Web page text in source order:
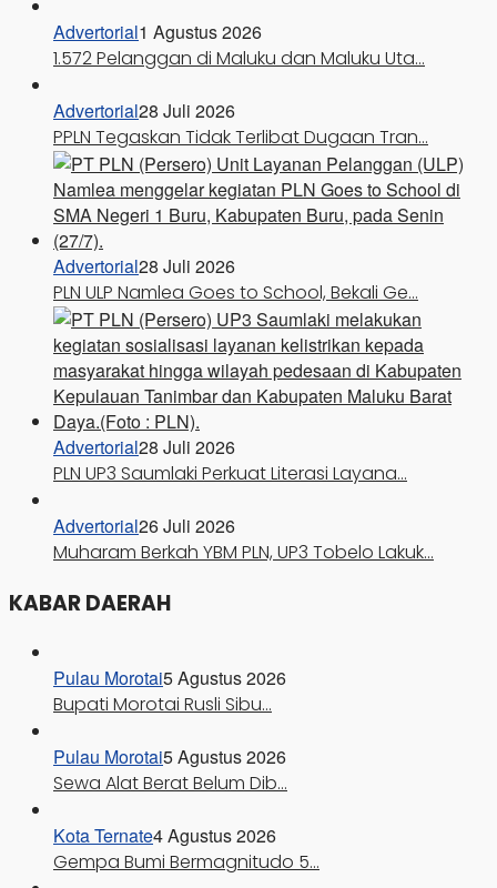
Advertorial1 Agustus 2026
1.572 Pelanggan di Maluku dan Maluku Uta…
Advertorial28 Juli 2026
PPLN Tegaskan Tidak Terlibat Dugaan Tran…
Advertorial28 Juli 2026
PLN ULP Namlea Goes to School, Bekali Ge…
Advertorial28 Juli 2026
PLN UP3 Saumlaki Perkuat Literasi Layana…
Advertorial26 Juli 2026
Muharam Berkah YBM PLN, UP3 Tobelo Lakuk…
KABAR DAERAH
Pulau Morotai5 Agustus 2026
Bupati Morotai Rusli Sibu…
Pulau Morotai5 Agustus 2026
Sewa Alat Berat Belum Dib…
Kota Ternate4 Agustus 2026
Gempa Bumi Bermagnitudo 5…